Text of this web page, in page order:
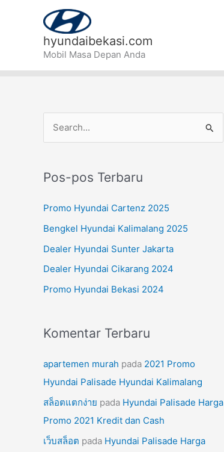
hyundaibekasi.com
Mobil Masa Depan Anda
i
u
u
k
:
Pos-pos Terbaru
Promo Hyundai Cartenz 2025
Bengkel Hyundai Kalimalang 2025
Dealer Hyundai Sunter Jakarta
Dealer Hyundai Cikarang 2024
Promo Hyundai Bekasi 2024
Komentar Terbaru
apartemen murah pada 2021 Promo
Hyundai Palisade Hyundai Kalimalang
สล็อตแตกง่าย pada Hyundai Palisade Harga
Promo 2021 Kredit dan Cash
เว็บสล็อต pada Hyundai Palisade Harga